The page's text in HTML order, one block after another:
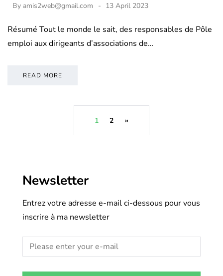
By amis2web@gmail.com 13 April 2023
Résumé Tout le monde le sait, des responsables de Pôle
emploi aux dirigeants d’associations de…
READ MORE
1 2 »
Newsletter
Entrez votre adresse e-mail ci-dessous pour vous
inscrire à ma newsletter